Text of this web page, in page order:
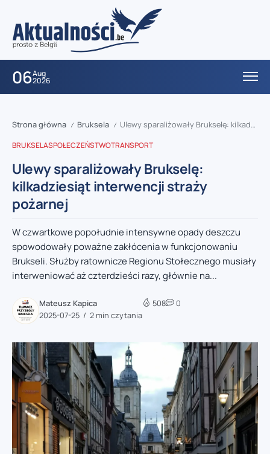
06Aug
2026
Strona główna / Bruksela / Ulewy sparaliżowały Brukselę: kilkadziesiąt interwencji straży pożarnej
BRUKSELASPOŁECZEŃSTWOTRANSPORT
Ulewy sparaliżowały Brukselę:
kilkadziesiąt interwencji straży
pożarnej
W czwartkowe popołudnie intensywne opady deszczu
spowodowały poważne zakłócenia w funkcjonowaniu
Brukseli. Służby ratownicze Regionu Stołecznego musiały
interweniować aż czterdzieści razy, głównie na...
Mateusz Kapica
2025-07-25
2 min czytania
508 0